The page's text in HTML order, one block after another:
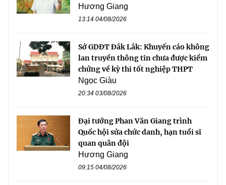
Hương Giang
13:14 04/08/2026
Sở GDĐT Đắk Lắk: Khuyến cáo không
lan truyền thông tin chưa được kiểm
chứng về kỳ thi tốt nghiệp THPT
Ngọc Giàu
20:34 03/08/2026
Đại tướng Phan Văn Giang trình
Quốc hội sửa chức danh, hạn tuổi sĩ
quan quân đội
Hương Giang
09:15 04/08/2026